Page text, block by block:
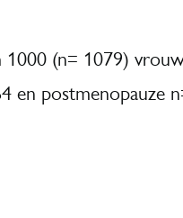
(n= 1079)
en